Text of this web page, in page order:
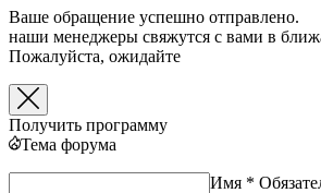
Ваше обращение успешно отправлено.
наши менеджеры свяжутся с вами в
Пожалуйста, ожидайте
Получить программу
Тема форума
Имя *